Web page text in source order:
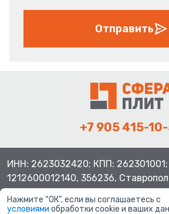
Отправить
+7 905 415-
ИНН: 2623032420; КПП:
1212600012140, 356236,
Шпаковский район,
Нажмите “ОК”, если вы соглашаетесь с
условиями обработки cookie и ваших